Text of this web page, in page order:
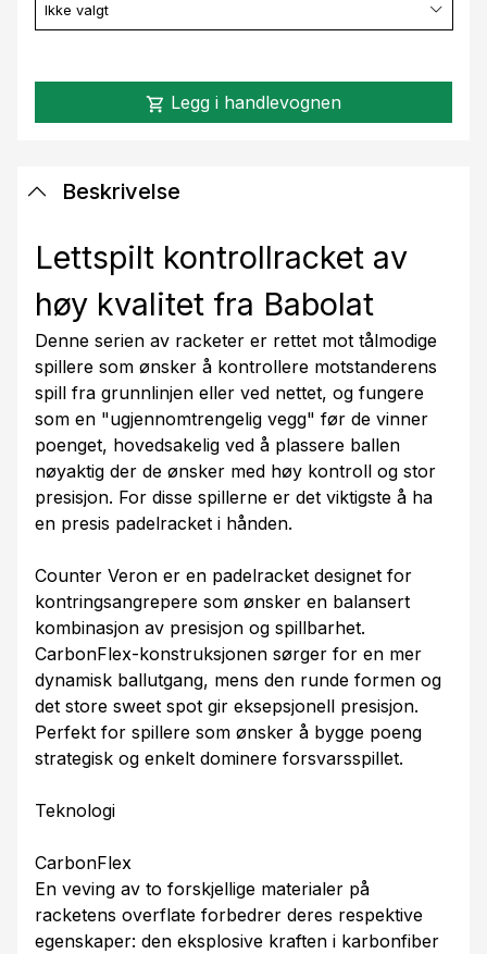
Ikke valgt
shopping_cart Legg i handlevognen
Beskrivelse
Lettspilt kontrollracket av
høy kvalitet fra Babolat
Denne serien av racketer er rettet mot tålmodige
spillere som ønsker å kontrollere motstanderens
spill fra grunnlinjen eller ved nettet, og fungere
som en "ugjennomtrengelig vegg" før de vinner
poenget, hovedsakelig ved å plassere ballen
nøyaktig der de ønsker med høy kontroll og stor
presisjon. For disse spillerne er det viktigste å ha
en presis padelracket i hånden.
Counter Veron er en padelracket designet for
kontringsangrepere som ønsker en balansert
kombinasjon av presisjon og spillbarhet.
CarbonFlex-konstruksjonen sørger for en mer
dynamisk ballutgang, mens den runde formen og
det store sweet spot gir eksepsjonell presisjon.
Perfekt for spillere som ønsker å bygge poeng
strategisk og enkelt dominere forsvarsspillet.
Teknologi
CarbonFlex
En veving av to forskjellige materialer på
racketens overflate forbedrer deres respektive
egenskaper: den eksplosive kraften i karbonfiber